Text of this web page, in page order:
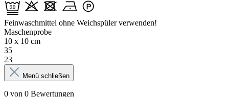
Feinwaschmittel ohne Weichspüler verwenden!
Maschenprobe
10 x 10 cm
35
23
Menü schließen
0 von 0 Bewertungen